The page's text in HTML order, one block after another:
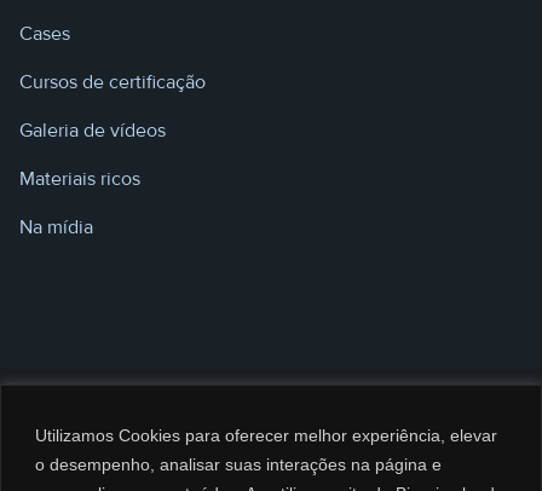
Utilizamos Cookies para oferecer melhor experiência, elevar
o desempenho, analisar suas interações na página e
Cases
Cursos de certificação
Galeria de vídeos
Materiais ricos
Na mídia